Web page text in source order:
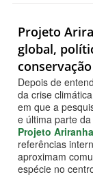
Projeto
global,
conservação
Depois de
da crise
em que a
e última parte
Projeto
referências
aproximam
espécie no